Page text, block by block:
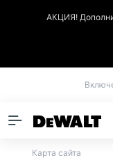
АКЦИЯ!
Карта сайта